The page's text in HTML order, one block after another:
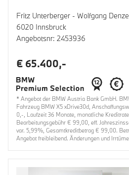
Fritz Unterberger - Wolfgang
6020 Innsbruck
Angebotsnr: 2453936
€ 65.400,-
* Angebot der BMW Austria Bank GmbH.
Fahrzeug BMW X5 xDrive30d,
0,-, Laufzeit 36 Monate, monatliche
Bearbeitungsgebühr € 99,00, eff.
var. 5,99%, Gesamtkreditbetrag € 99,00.
Angebot freibleibend. Änderungen und